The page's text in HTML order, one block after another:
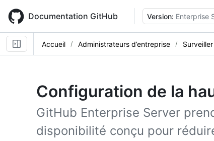
main
content
Documentation GitHub Version: Enterprise
Accueil Administrateurs d’entreprise
Configuration de la
GitHub Enterprise Server
disponibilité conçu pour